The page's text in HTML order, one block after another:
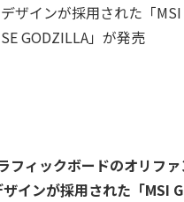
デザインが採用された「
SE GODZILLA」が発売
フィックボードのオリフ
インが採用された「MSI